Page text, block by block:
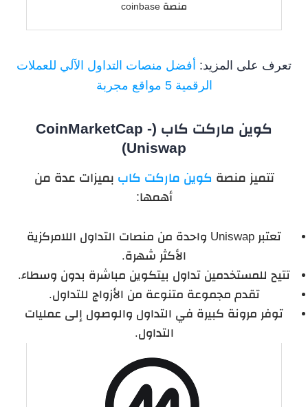
منصة coinbase
تعرف على المزيد: أفضل منصات التداول الآلي للعملات
الرقمية 5 مواقع مجربة
كوين‌ ماركت‌ كاب (CoinMarketCap -
Uniswap)
تتميز منصة كوين‌ ماركت‌ كاب بميزات عدة من
أهمها:
تعتبر Uniswap واحدة من منصات التداول اللامركزية
الأكثر شهرة.
تتيح للمستخدمين تداول بيتكوين مباشرة بدون وسطاء.
تقدم مجموعة متنوعة من الأزواج للتداول.
توفر مرونة كبيرة في التداول والوصول إلى عمليات
التداول.